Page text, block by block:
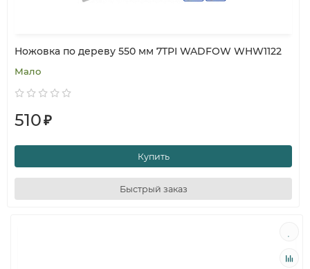
Ножовка по дереву 550 мм 7TPI WADFOW WHW1122
Мало
510₽
Купить
Быстрый заказ